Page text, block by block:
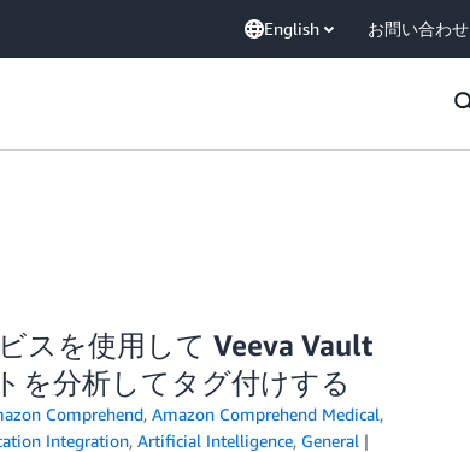
English お問い合わせ
スを使用して Veeva Vault
を分析してタグ付けする
Comprehend, Amazon Comprehend Medical,
Integration, Artificial Intelligence, General